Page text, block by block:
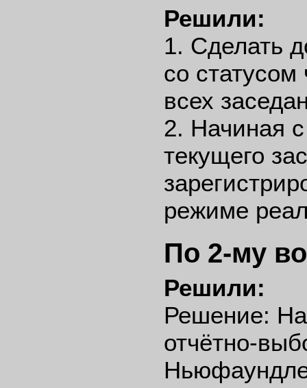
Решили:
1. Сделать
со
всех
2. Начиная
текущего
режиме
По 2-му
Решили:
Решение:
отчётно-